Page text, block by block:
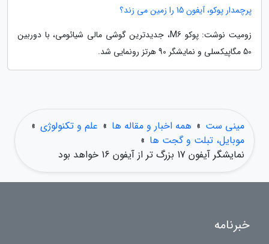
پرچمدار پوکو، آیفون 15 را زمین می زند؟
زومیت نوشت: پوکو M6، جدیدترین گوشی مالی شیائومی، با دوربین
50 مگاپیکسلی و نمایشگر 90 هرتز رونمایی شد.
مینی ست » همه اخبار و مقاله ها » علم و تکنولوژی »
موبایل، تبلت و گجت ها »
نمایشگر آیفون 17 بزرگ تر از آیفون 16 خواهد بود
خبرنامه